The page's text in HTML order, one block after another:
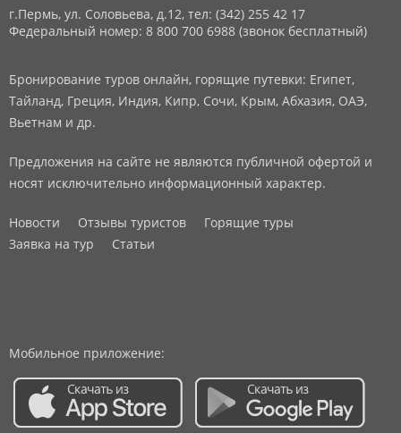
г.Пермь, ул. Соловьева, д.12, тел: (342) 255 42 17
Федеральный номер: 8 800 700 6988 (звонок бесплатный)
Бронирование туров онлайн, горящие путевки: Египет,
Тайланд, Греция, Индия, Кипр, Сочи, Крым, Абхазия, ОАЭ,
Вьетнам и др.
Предложения на сайте не являются публичной офертой и
носят исключительно информационный характер.
Новости Отзывы туристов
Горящие туры
Заявка на тур
Статьи
Мобильное приложение: